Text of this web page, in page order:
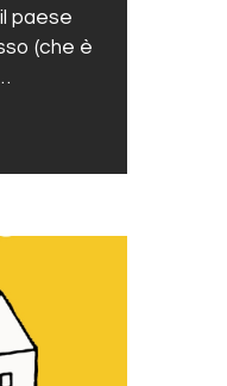
paese
(che è